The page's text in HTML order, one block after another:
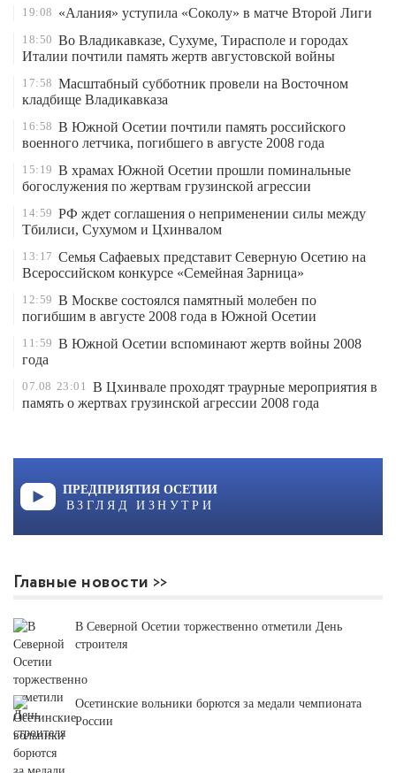
19:08 «Алания» уступила «Соколу» в матче Второй Лиги
18:50 Во Владикавказе, Сухуме, Тирасполе и городах
Италии почтили память жертв августовской войны
17:58 Масштабный субботник провели на Восточном
кладбище Владикавказа
16:58 В Южной Осетии почтили память российского
военного летчика, погибшего в августе 2008 года
15:19 В храмах Южной Осетии прошли поминальные
богослужения по жертвам грузинской агрессии
14:59 РФ ждет соглашения о неприменении силы между
Тбилиси, Сухумом и Цхинвалом
13:17 Семья Сафаевых представит Северную Осетию на
Всероссийском конкурсе «Семейная Зарница»
12:59 В Москве состоялся памятный молебен по
погибшим в августе 2008 года в Южной Осетии
11:59 В Южной Осетии вспоминают жертв войны 2008
года
07.08 23:01 В Цхинвале проходят траурные мероприятия в
память о жертвах грузинской агрессии 2008 года
ПРЕДПРИЯТИЯ ОСЕТИИ
ВЗГЛЯД ИЗНУТРИ
Главные новости
В Северной Осетии торжественно отметили День
строителя
Осетинские вольники борются за медали чемпионата
России